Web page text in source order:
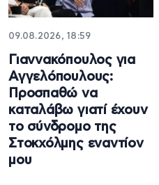
09.08.2026, 18:59
Γιαννακόπουλος για
Αγγελόπουλους:
Προσπαθώ να
καταλάβω γιατί έχουν
το σύνδρομο της
Στοκχόλμης εναντίον
μου